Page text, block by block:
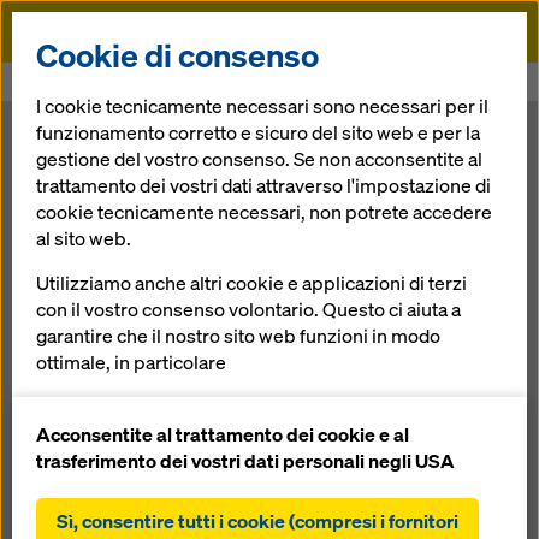
Doka
Doka per la
casa degli
studenti a
Milano
04.06.2014 |Notizie
Cookie di consenso
I cookie tecnicamente necessari sono necessari per il
funzionamento corretto e sicuro del sito web e per la
gestione del vostro consenso. Se non acconsentite al
trattamento dei vostri dati attraverso l'impostazione di
cookie tecnicamente necessari, non potrete accedere
al sito web.
Utilizziamo anche altri cookie e applicazioni di terzi
con il vostro consenso volontario. Questo ci aiuta a
garantire che il nostro sito web funzioni in modo
ottimale, in particolare
nostro sito web (cookie funzionali e statistici),
facilitare un processo di acquisto senza problemi
statistici),
Acconsentite al trattamento dei cookie e al
trasferimento dei vostri dati personali negli USA
Sì, consentire tutti i cookie (compresi i fornitori